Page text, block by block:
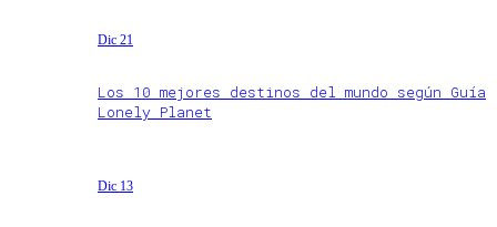
Dic 21
Los 10 mejores destinos del mundo según Guía
Lonely Planet
Dic 13